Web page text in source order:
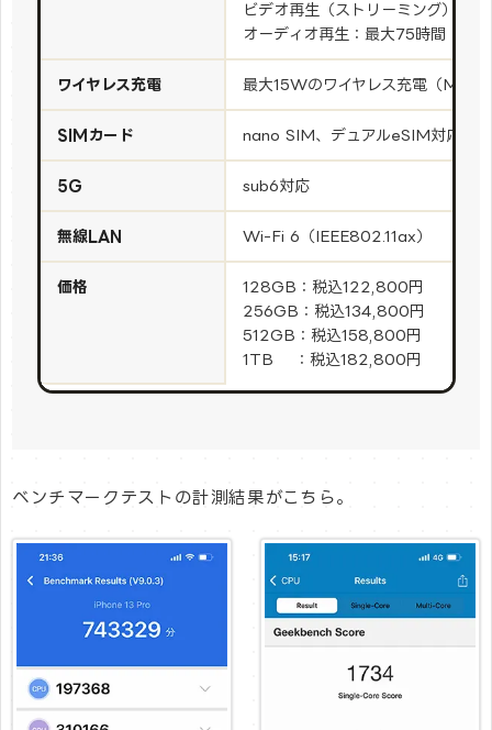
ビデオ再生（ストリーミング）：
オーディオ再生：最大75時間
ワイヤレス充電 最大15Wのワイヤレス充電（
SIMカード nano SIM、デュアルeSIM対応
5G sub6対応
無線LAN Wi-Fi 6（IEEE802.11ax）
価格
128GB：税込122,800円
256GB：税込134,800円
512GB：税込158,800円
1TB ：税込182,800円
ベンチマークテストの計測結果がこちら。